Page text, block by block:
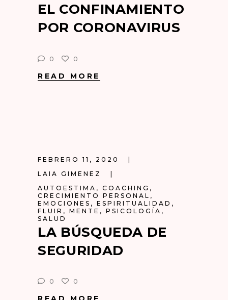
EL CONFINAMIENTO
POR CORONAVIRUS
0 0
READ MORE
FEBRERO 11, 2020
LAIA GIMENEZ
AUTOESTIMA , COACHING ,
CRECIMIENTO PERSONAL ,
EMOCIONES , ESPIRITUALIDAD ,
FLUIR , MENTE , PSICOLOGÍA ,
SALUD
LA BÚSQUEDA DE
SEGURIDAD
0 0